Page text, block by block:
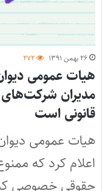
۲۶ بهمن ۱۳۹۱ ۲۷۲
هیات عمومی
مدیران
قانونی است
هیات عمومی
اعلام کرد که
حقوقی خصوصی